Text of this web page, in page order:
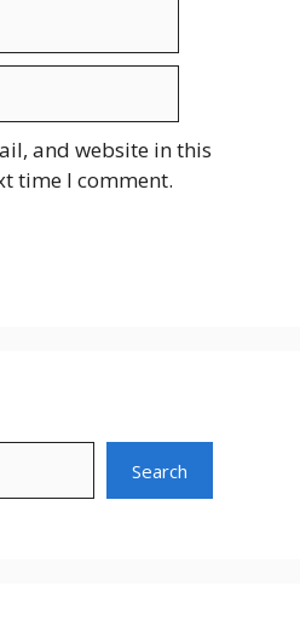
and website in this
time I comment.
Search